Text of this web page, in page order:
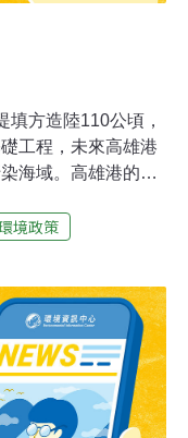
方造陸110公頃，
工程，未來高雄港
海域。高雄港的淤
，但淤沙汙染海
，第6貨櫃中心圍
用，一舉數得。高
至少還有800至1000
口也將向外海外移
部分面貌也隨之改
境政策